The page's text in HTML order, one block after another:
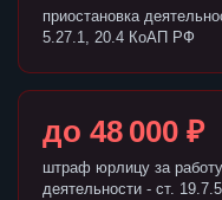
приостановка
5.27.1, 20.4 КоАП РФ
до 48 000 ₽
штраф юрлицу за
деятельности - ст.